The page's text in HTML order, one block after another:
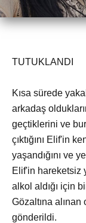
TUTUKLANDI
Kısa sürede
arkadaş
geçtiklerini ve
çıktığını Elif'in
yaşandığını ve
Elif'in hareketsiz
alkol aldığı için
Gözaltına
gönderildi.